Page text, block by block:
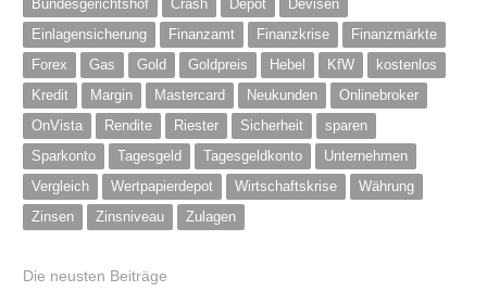
Bundesgerichtshof
Crash Depot
Devisen
Einlagensicherung
Finanzamt Finanzkrise
Finanzmärkte
Forex
Gas Gold Goldpreis Hebel KfW
kostenlos
Kredit
Margin Mastercard Neukunden
Onlinebroker
OnVista
Rendite Riester Sicherheit
sparen
Sparkonto
Tagesgeld Tagesgeldkonto
Unternehmen
Vergleich
Wertpapierdepot Wirtschaftskrise
Währung
Zinsen
Zinsniveau Zulagen
Die neusten Beiträge